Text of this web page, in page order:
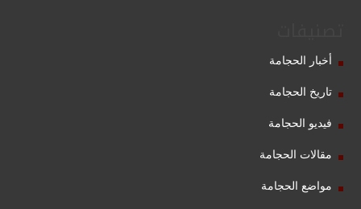
أخبار الحجامة
تاريخ الحجامة
فيديو الحجامة
مقالات الحجامة
مواضع الحجامة